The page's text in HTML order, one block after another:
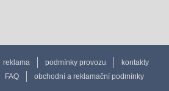
reklama podmínky provozu
kontakty
FAQ obchodní a reklamační podmínky